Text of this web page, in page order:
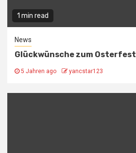
1 min read
News
Glückwünsche zum Osterfest
5 Jahren ago yancstar123